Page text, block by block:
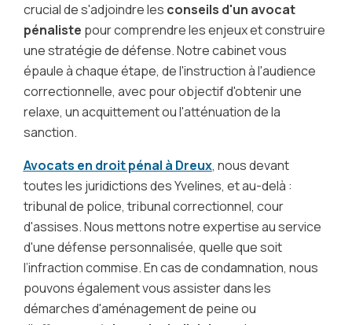
crucial de s'adjoindre les conseils d'un avocat
pénaliste pour comprendre les enjeux et construire
une stratégie de défense. Notre cabinet vous
épaule à chaque étape, de l'instruction à l'audience
correctionnelle, avec pour objectif d'obtenir une
relaxe, un acquittement ou l'atténuation de la
sanction.
Avocats en droit pénal à Dreux, nous devant
toutes les juridictions des Yvelines, et au-delà :
tribunal de police, tribunal correctionnel, cour
d'assises. Nous mettons notre expertise au service
d'une défense personnalisée, quelle que soit
l’infraction commise. En cas de condamnation, nous
pouvons également vous assister dans les
démarches d'aménagement de peine ou